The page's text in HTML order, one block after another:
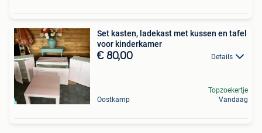
Set kasten, ladekast met kussen en tafel
voor kinderkamer
€ 80,00 Details
Oostkamp
Topzoekertje
Vandaag